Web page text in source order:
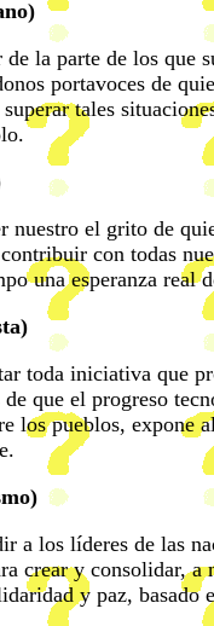
la parte de los que
portavoces de
tales
nuestro el grito de
con todas
una esperanza real
toda iniciativa que
que el progreso
los pueblos, expone
a los líderes de las
crear y consolidar, a
y paz, basado